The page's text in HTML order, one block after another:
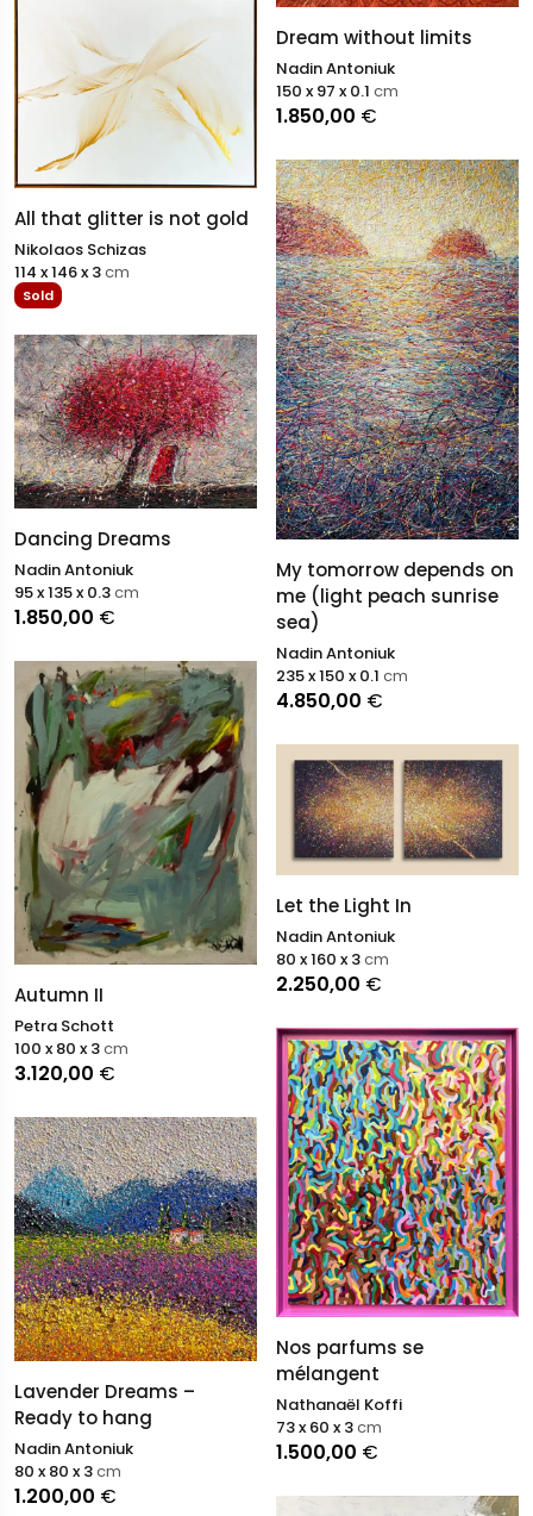
All that glitter is not gold
Nikolaos Schizas
Sold
114 x 146 x 3cm
Dancing Dreams
Nadin Antoniuk
1.850,00 €
95 x 135 x 0.3cm
Autumn II
Petra Schott
3.120,00 €
100 x 80 x 3cm
Lavender Dreams –
Ready to hang
Nadin Antoniuk
1.200,00 €
80 x 80 x 3cm
Dream without limits
Nadin Antoniuk
1.850,00 €
150 x 97 x 0.1 cm
My tomorrow depends on
me (light peach sunrise
sea)
Nadin Antoniuk
4.850,00 €
235 x 150 x 0.1 cm
Let the Light In
Nadin Antoniuk
2.250,00 €
80 x 160 x 3cm
Nos parfums se
mélangent
Nathanaël Koffi
1.500,00 €
73 x 60 x 3cm